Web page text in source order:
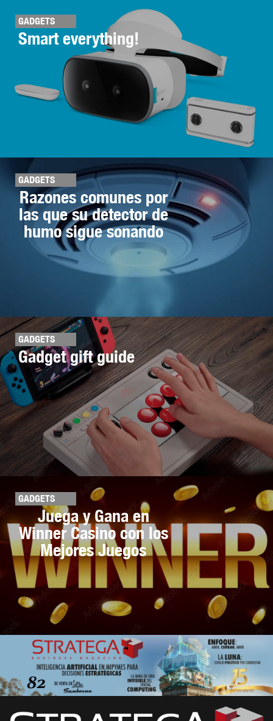
GADGETS
Smart everything!
GADGETS
Razones comunes por
las que su detector de
humo sigue sonando
GADGETS
Gadget gift guide
GADGETS
Juega y Gana en
Winner Casino con los
Mejores Juegos